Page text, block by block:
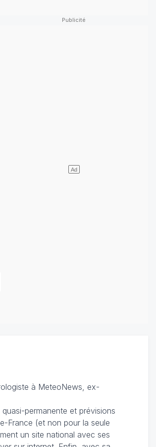
à MeteoNews, ex-
permanente et prévisions
France (et non pour la seule
un site national avec ses